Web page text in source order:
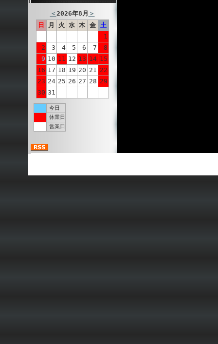
＜2026年8月 ＞
日
月 火 水 木 金
土
1
2
3 4 5 6 7
8
9 10 11 12 13 14 15
16 17 18 19 20 21 22
23 24 25 26 27 28 29
30 31
今日
休業日
営業日